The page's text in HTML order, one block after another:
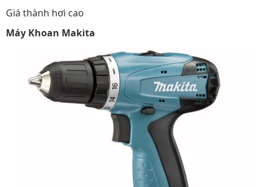
Giá thành hơi cao
Máy Khoan Makita